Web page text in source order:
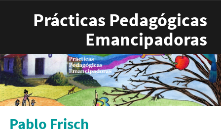
Prácticas Pedagógicas
Emancipadoras
Pablo Frisch